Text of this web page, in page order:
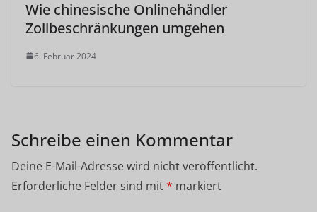
Wie chinesische Onlinehändler
Zollbeschränkungen umgehen
6. Februar 2024
Schreibe einen Kommentar
Deine E-Mail-Adresse wird nicht veröffentlicht.
Erforderliche Felder sind mit* markiert